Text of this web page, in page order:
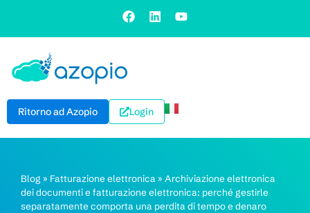
Ritorno ad Azopio Login
Blog » Fatturazione elettronica » Archiviazione elettronica
dei documenti e fatturazione elettronica: perché gestirle
separatamente comporta una perdita di tempo e denaro